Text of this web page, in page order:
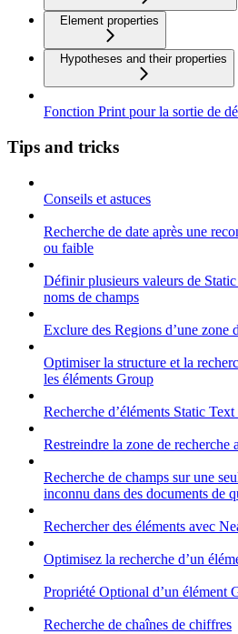
Element properties
Hypotheses and their properties
Fonction Print pour la sortie de
Tips and tricks
Conseils et astuces
Recherche de date après une
ou faible
Définir plusieurs valeurs de
noms de champs
Exclure des Regions d’une zone
Optimiser la structure et la
les éléments Group
Recherche d’éléments Static
Restreindre la zone de recherche
Recherche de champs sur une
inconnu dans des documents de
Rechercher des éléments avec
Optimisez la recherche d’un
Propriété Optional d’un élément
Recherche de chaînes de chiffres